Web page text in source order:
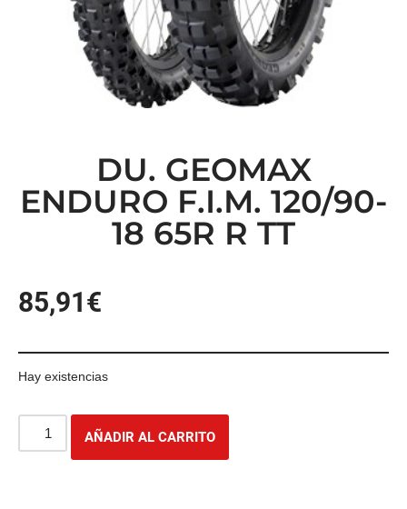
DU. GEOMAX
ENDURO F.I.M. 120/90-
18 65R R TT
85,91€
Hay existencias
AÑADIR AL CARRITO